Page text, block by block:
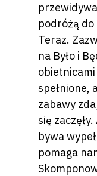
podróżą
Teraz.
na Było i
spełnione,
zabawy
się
bywa
pomaga